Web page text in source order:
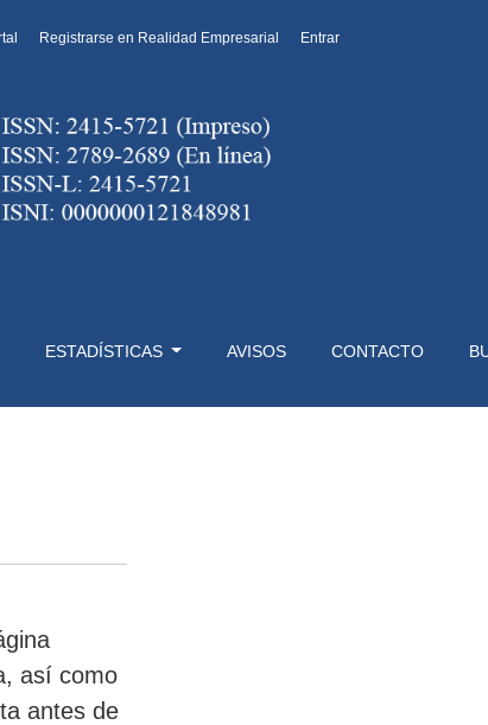
ESTADÍSTICAS AVISOS CONTACTO
Registrarse en Realidad Empresarial Entrar
así como
antes de